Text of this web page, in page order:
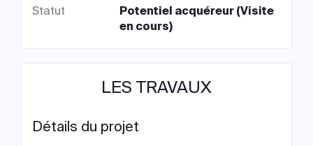
Statut
Potentiel acquéreur (Visite
en cours)
LES TRAVAUX
Détails du projet